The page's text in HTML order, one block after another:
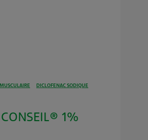
DICLOFENAC SODIQUE
1%